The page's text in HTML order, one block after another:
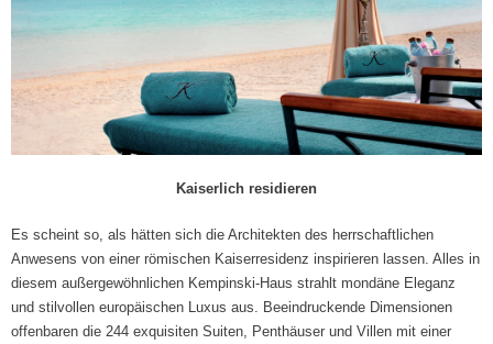
Kaiserlich residieren
Es scheint so, als hätten sich die Architekten des herrschaftlichen
Anwesens von einer römischen Kaiserresidenz inspirieren lassen. Alles in
diesem außergewöhnlichen Kempinski-Haus strahlt mondäne Eleganz
und stilvollen europäischen Luxus aus. Beeindruckende Dimensionen
offenbaren die 244 exquisiten Suiten, Penthäuser und Villen mit einer